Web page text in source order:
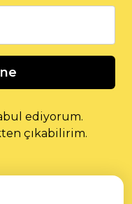
ediyorum.
çıkabilirim.